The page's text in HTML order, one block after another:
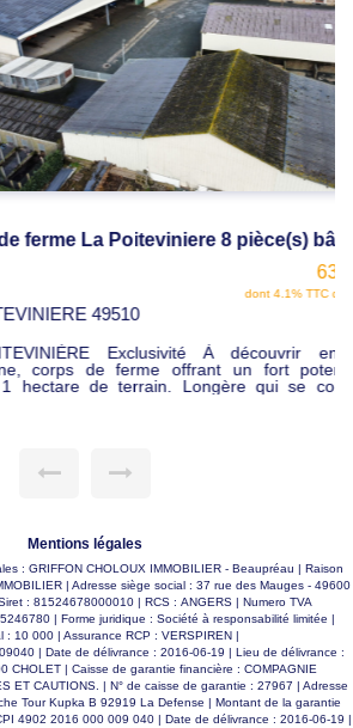
Corps de ferme La Poiteviniere 8 pièce(s) bâtiments de 1100m², maison, bureaux , terrain
dont 4.1% TTC d'honoraires
49510
Exclusivité À découvrir en pleine
terrain. Longère qui se compose :
entrée dans un salon / séjour , cuisine
Bâtiment de 260 m² , Bâtiment de 200
agricole, artisanal, activité de stockage
en cours) Prix : 635000 € FAI
Mentions légales
: GRIFFON CHOLOUX IMMOBILIER - Beaupréau | Raison
| Adresse siège social : 37 rue des Mauges - 49600
: 81524678000010 | RCS : ANGERS | Numero TVA
| Forme juridique : Société à responsabilité limitée |
: 10 000 | Assurance RCP : VERSPIREN |
| Date de délivrance : 2016-06-19 | Lieu de délivrance :
CHOLET | Caisse de garantie financière : COMPAGNIE
ET CAUTIONS. | N° de caisse de garantie : 27967 | Adresse
Tour Kupka B 92919 La Defense | Montant de la garantie
4902 2016 000 009 040 | Date de délivrance : 2016-06-19 |